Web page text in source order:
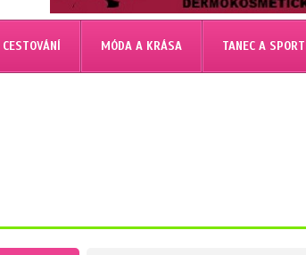
CESTOVÁNÍ MÓDA A KRÁSA TANEC A SPORT